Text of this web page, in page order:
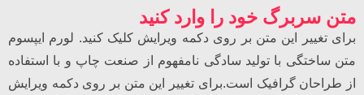
متن سربرگ خود را وارد کنید
برای تغییر این متن بر روی دکمه ویرایش کلیک کنید. لورم ایپسوم
متن ساختگی با تولید سادگی نامفهوم از صنعت چاپ و با استفاده
از طراحان گرافیک است.برای تغییر این متن بر روی دکمه ویرایش